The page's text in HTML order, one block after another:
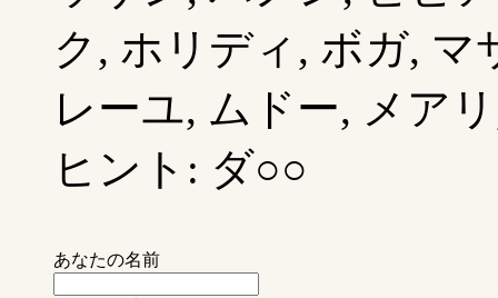
ク, ホリディ, ボガ,
レーユ, ムドー, メア
ヒント: ダ○○
あなたの名前